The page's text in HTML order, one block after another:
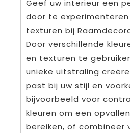
Geef uw interieur een
door te
texturen bij
Door verschillende
en texturen te
unieke uitstraling
past bij uw stijl en
bijvoorbeeld voor
kleuren om een
bereiken, of combineer